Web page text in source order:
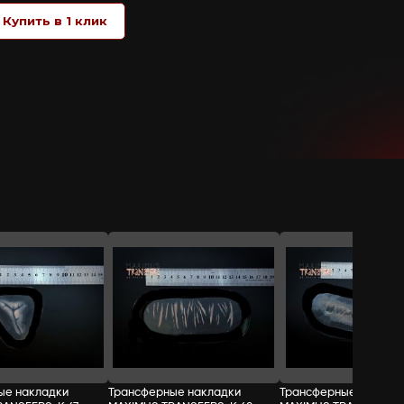
бумага), возьмите за защитный край
защитного слоя смочите кисть или
Добавить в корзину